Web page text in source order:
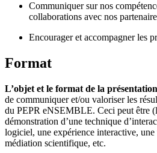
Communiquer sur nos
collaborations avec nos
Encourager et accompagner les
Format
L’objet et le format de la
de communiquer et/ou valoriser les
du PEPR eNSEMBLE. Ceci peut être
démonstration d’une technique
logiciel, une expérience interactive,
médiation scientifique, etc.